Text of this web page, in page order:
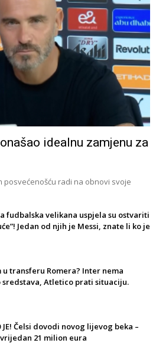
idealnu zamjenu za
posvećenošću radi na obnovi svoje
fudbalska velikana uspjela su ostvariti
Jedan od njih je Messi, znate li ko je
transferu Romera? Inter nema
sredstava, Atletico prati situaciju.
JE! Čelsi dovodi novog lijevog beka –
21 milion eura